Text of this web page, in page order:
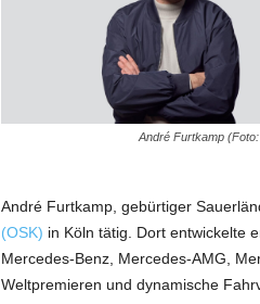
André Furtkamp
André Furtkamp, gebürtiger
(OSK) in Köln tätig. Dort entwickelte
Mercedes-Benz, Mercedes-AMG,
Weltpremieren und dynamische